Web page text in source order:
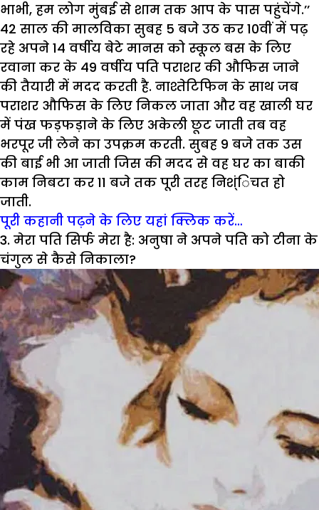
भाभी, हम लोग मुंबई से शाम तक आप के पास पहुंचेंगे.’’
42 साल की मालविका सुबह 5 बजे उठ कर 10वीं में पढ़
रहे अपने 14 वर्षीय बेटे मानस को स्कूल बस के लिए
रवाना कर के 49 वर्षीय पति पराशर की औफिस जाने
की तैयारी में मदद करती है. नाश्तेटिफिन के साथ जब
पराशर औफिस के लिए निकल जाता और वह खाली घर
में पंख फड़फड़ाने के लिए अकेली छूट जाती तब वह
भरपूर जी लेने का उपक्रम करती. सुबह 9 बजे तक उस
की बाई भी आ जाती जिस की मदद से वह घर का बाकी
काम निबटा कर 11 बजे तक पूरी तरह निश्ंिचत हो
जाती.
पूरी कहानी पढ़ने के लिए यहां क्लिक करें…
3. मेरा पति सिर्फ मेरा है: अनुषा ने अपने पति को टीना के
चंगुल से कैसे निकाला?